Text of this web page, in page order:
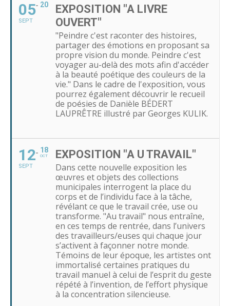
05
SEPT
20
EXPOSITION "A LIVRE
OUVERT"
"Peindre c'est raconter des histoires,
partager des émotions en proposant sa
propre vision du monde. Peindre c'est
voyager au-delà des mots afin d'accéder
à la beauté poétique des couleurs de la
vie." Dans le cadre de l'exposition, vous
pourrez également découvrir le recueil
de poésies de Danièle BÉDERT
LAUPRÊTRE illustré par Georges KULIK.
12
SEPT
18
OCT EXPOSITION "A U TRAVAIL"
Dans cette nouvelle exposition les
œuvres et objets des collections
municipales interrogent la place du
corps et de l’individu face à la tâche,
révélant ce que le travail crée, use ou
transforme. "Au travail" nous entraîne,
en ces temps de rentrée, dans l’univers
des travailleurs/euses qui chaque jour
s’activent à façonner notre monde.
Témoins de leur époque, les artistes ont
immortalisé certaines pratiques du
travail manuel à celui de l’esprit du geste
répété à l’invention, de l’effort physique
à la concentration silencieuse.